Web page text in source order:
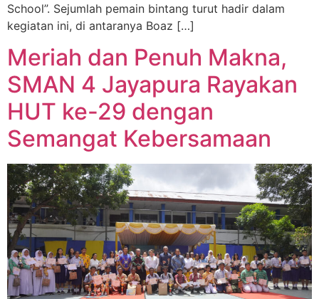
School”. Sejumlah pemain bintang turut hadir dalam
kegiatan ini, di antaranya Boaz […]
Meriah dan Penuh Makna,
SMAN 4 Jayapura Rayakan
HUT ke-29 dengan
Semangat Kebersamaan